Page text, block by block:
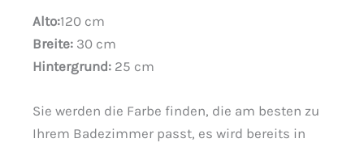
Alto:120 cm
Breite: 30 cm
Hintergrund: 25 cm
Sie werden die Farbe finden, die am besten zu
Ihrem Badezimmer passt, es wird bereits in